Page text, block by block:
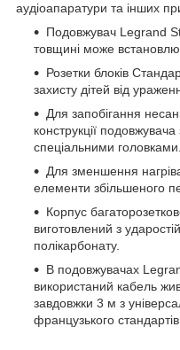
аудіоапаратури та інших
Подовжувач Legrand
товщині може
Розетки блоків
захисту дітей від
Для запобігання
конструкції подовжувача
спеціальними головками.
Для зменшення
елементи збільшеного
Корпус
виготовлений з
полікарбонату.
В подовжувачах
використаний кабель
завдовжки 3 м з
французького